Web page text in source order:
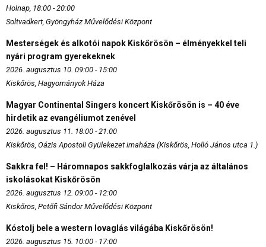
Holnap, 18:00 - 20:00
Soltvadkert, Gyöngyház Művelődési Központ
Mesterségek és alkotói napok Kiskőrösön – élményekkel teli
nyári program gyerekeknek
2026. augusztus 10. 09:00 - 15:00
Kiskőrös, Hagyományok Háza
Magyar Continental Singers koncert Kiskőrösön is – 40 éve
hirdetik az evangéliumot zenével
2026. augusztus 11. 18:00 - 21:00
Kiskőrös, Oázis Apostoli Gyülekezet imaháza (Kiskőrös, Holló János utca 1.)
Sakkra fel! – Háromnapos sakkfoglalkozás várja az általános
iskolásokat Kiskőrösön
2026. augusztus 12. 09:00 - 12:00
Kiskőrös, Petőfi Sándor Művelődési Központ
Kóstolj bele a western lovaglás világába Kiskőrösön!
2026. augusztus 15. 10:00 - 17:00